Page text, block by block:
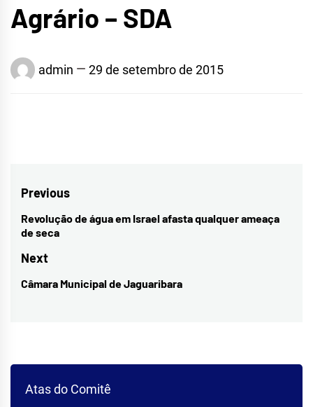
Agrário – SDA
admin 29 de setembro de 2015
Navegação
de
Previous
Previous
post:
Revolução de água em Israel afasta qualquer ameaça
de seca
Next
Next
Câmara Municipal de Jaguaribara
Atas do Comitê